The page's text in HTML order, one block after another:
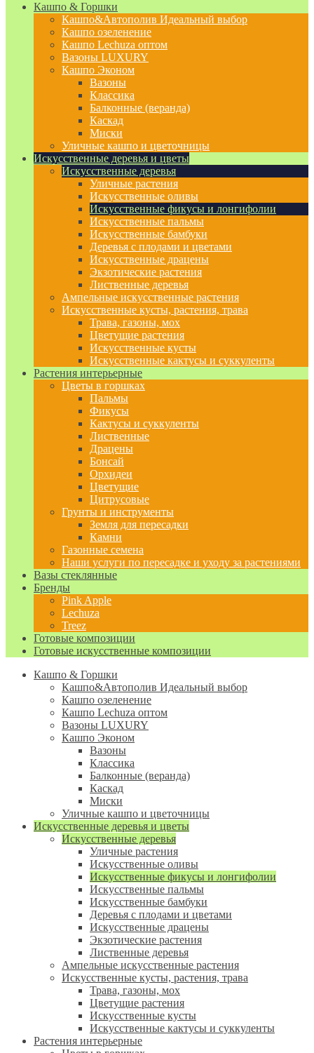
Кашпо & Горшки
Кашпо&Автополив Идеальный выбор
Кашпо озеленение
Кашпо Lechuza оптом
Вазоны LUXURY
Кашпо Эконом
Вазоны
Классика
Балконные (веранда)
Каскад
Миски
Уличные кашпо и цветочницы
Искусственные деревья и цветы
Искусственные деревья
Уличные растения
Искусственные оливы
Искусственные фикусы и лонгифолии
Искусственные пальмы
Искусственные бамбуки
Деревья с плодами и цветами
Искусственные драцены
Экзотические растения
Лиственные деревья
Ампельные искусственные растения
Искусственные кусты, растения, трава
Трава, газоны, мох
Цветущие растения
Искусственные кусты
Искусственные кактусы и суккуленты
Растения интерьерные
Цветы в горшках
Пальмы
Фикусы
Кактусы и суккуленты
Лиственные
Драцены
Бонсай
Орхидеи
Цветущие
Цитрусовые
Грунты и инструменты
Земля для пересадки
Камни
Газонные семена
Наши услуги по пересадке и уходу за растениями
Вазы стеклянные
Бренды
Pink Apple
Lechuza
Treez
Готовые композиции
Готовые искусственные композиции
Кашпо & Горшки
Кашпо&Автополив Идеальный выбор
Кашпо озеленение
Кашпо Lechuza оптом
Вазоны LUXURY
Кашпо Эконом
Вазоны
Классика
Балконные (веранда)
Каскад
Миски
Уличные кашпо и цветочницы
Искусственные деревья и цветы
Искусственные деревья
Уличные растения
Искусственные оливы
Искусственные фикусы и лонгифолии
Искусственные пальмы
Искусственные бамбуки
Деревья с плодами и цветами
Искусственные драцены
Экзотические растения
Лиственные деревья
Ампельные искусственные растения
Искусственные кусты, растения, трава
Трава, газоны, мох
Цветущие растения
Искусственные кусты
Искусственные кактусы и суккуленты
Растения интерьерные